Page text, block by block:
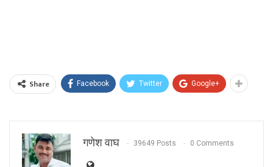
Share Facebook Twitter Google+
गणेश वाघ 39649 Posts 0 Comments